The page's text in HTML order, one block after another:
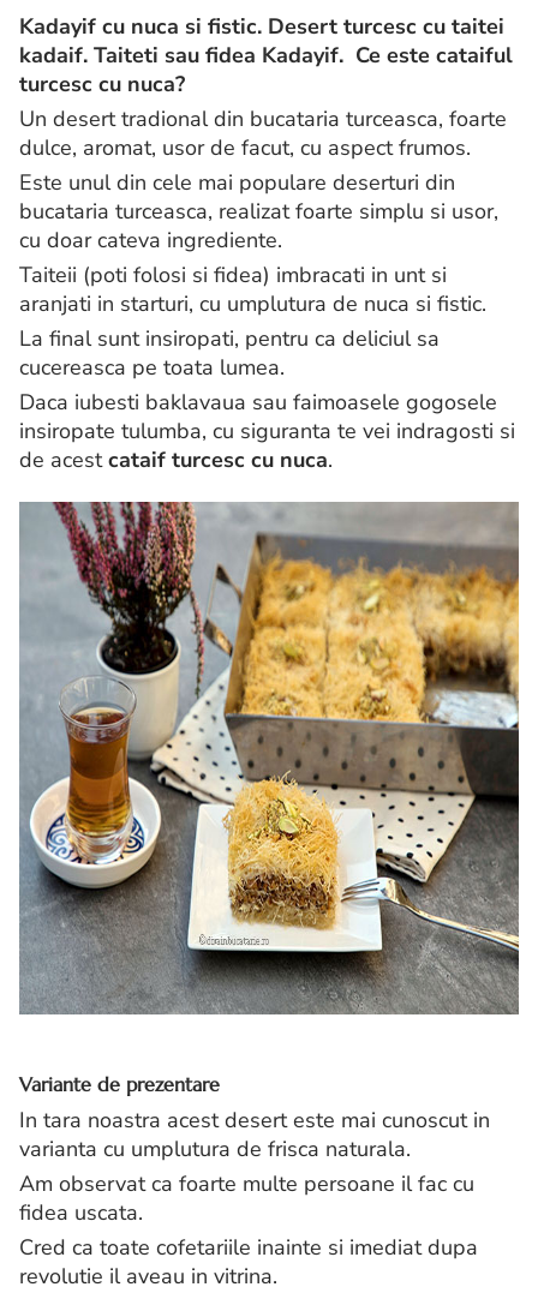
Kadayif cu nuca si fistic. Desert turcesc cu taitei
kadaif. Taiteti sau fidea Kadayif. Ce este cataiful
turcesc cu nuca?
Un desert tradional din bucataria turceasca, foarte
dulce, aromat, usor de facut, cu aspect frumos.
Este unul din cele mai populare deserturi din
bucataria turceasca, realizat foarte simplu si usor,
cu doar cateva ingrediente.
Taiteii (poti folosi si fidea) imbracati in unt si
aranjati in starturi, cu umplutura de nuca si fistic.
La final sunt insiropati, pentru ca deliciul sa
cucereasca pe toata lumea.
Daca iubesti baklavaua sau faimoasele gogosele
insiropate tulumba, cu siguranta te vei indragosti si
de acestcataif turcesc cu nuca.
Variante de prezentare
In tara noastra acest desert este mai cunoscut in
varianta cu umplutura de frisca naturala.
Am observat ca foarte multe persoane il fac cu
fidea uscata.
Cred ca toate cofetariile inainte si imediat dupa
revolutie il aveau in vitrina.